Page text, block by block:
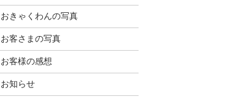
おきゃくわんの写真
お客さまの写真
お客様の感想
お知らせ